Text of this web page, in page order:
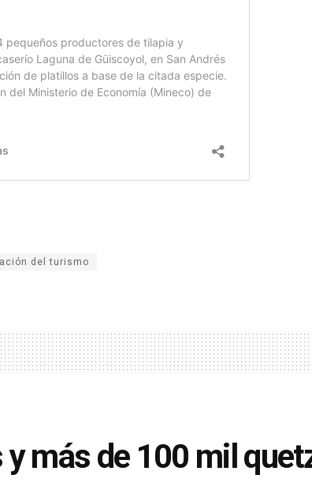
del turismo
más de 100 mil